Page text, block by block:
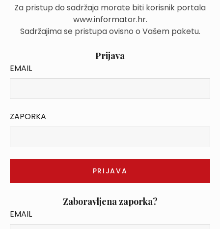
Za pristup do sadržaja morate biti korisnik portala
www.informator.hr.
Sadržajima se pristupa ovisno o Vašem paketu.
Prijava
EMAIL
ZAPORKA
Zaboravljena zaporka?
EMAIL